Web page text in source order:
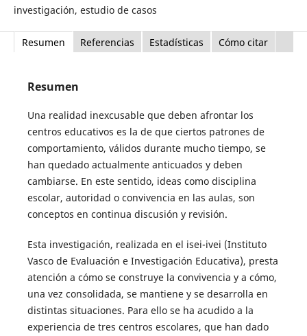
investigación, estudio de casos
Resumen Referencias Estadísticas Cómo citar
Resumen
Una realidad inexcusable que deben afrontar los
centros educativos es la de que ciertos patrones de
comportamiento, válidos durante mucho tiempo, se
han quedado actualmente anticuados y deben
cambiarse. En este sentido, ideas como disciplina
escolar, autoridad o convivencia en las aulas, son
conceptos en continua discusión y revisión.
Esta investigación, realizada en el isei-ivei (Instituto
Vasco de Evaluación e Investigación Educativa), presta
atención a cómo se construye la convivencia y a cómo,
una vez consolidada, se mantiene y se desarrolla en
distintas situaciones. Para ello se ha acudido a la
experiencia de tres centros escolares, que han dado